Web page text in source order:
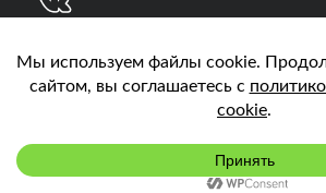
Подключить
Кислород